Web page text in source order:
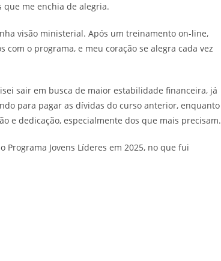
que me enchia de alegria.
visão ministerial. Após um treinamento on-line,
com o programa, e meu coração se alegra cada vez
sair em busca de maior estabilidade financeira, já
para pagar as dívidas do curso anterior, enquanto
e dedicação, especialmente dos que mais precisam.
Jovens Líderes em 2025, no que fui